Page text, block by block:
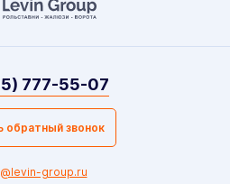
777-55-07
обратный звонок
group.ru